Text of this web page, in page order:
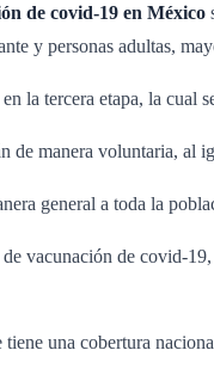
de covid-19 en México
y personas adultas,
la tercera etapa, la cual
de manera voluntaria, al
general a toda la
vacunación de covid-
una cobertura